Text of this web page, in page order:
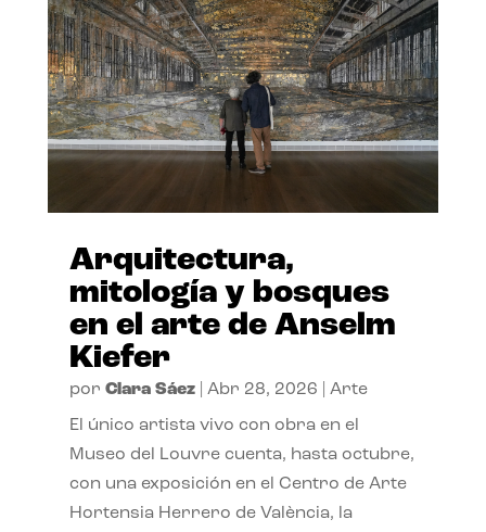
Arquitectura,
mitología y bosques
en el arte de Anselm
Kiefer
por Clara Sáez| Abr 28, 2026 Arte
El único artista vivo con obra en el
Museo del Louvre cuenta, hasta octubre,
con una exposición en el Centro de Arte
Hortensia Herrero de València, la